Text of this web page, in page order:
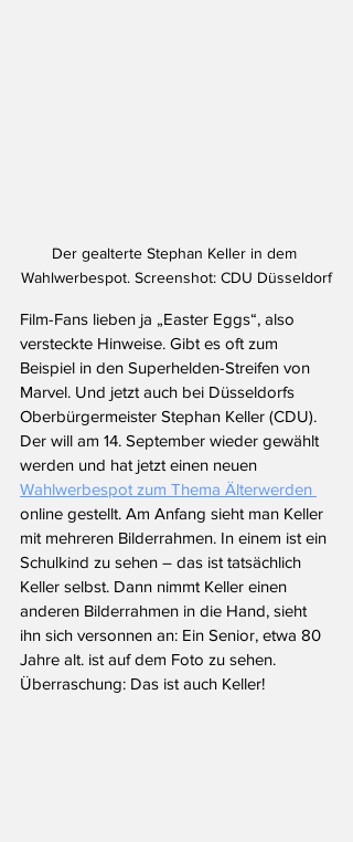
Der gealterte Stephan Keller in dem
Wahlwerbespot. Screenshot: CDU Düsseldorf
Film-Fans lieben ja „Easter Eggs“, also
versteckte Hinweise. Gibt es oft zum
Beispiel in den Superhelden-Streifen von
Marvel. Und jetzt auch bei Düsseldorfs
Oberbürgermeister Stephan Keller (CDU).
Der will am 14. September wieder gewählt
werden und hat jetzt einen neuen
Wahlwerbespot zum Thema Älterwerden
online gestellt. Am Anfang sieht man Keller
mit mehreren Bilderrahmen. In einem ist ein
Schulkind zu sehen – das ist tatsächlich
Keller selbst. Dann nimmt Keller einen
anderen Bilderrahmen in die Hand, sieht
ihn sich versonnen an: Ein Senior, etwa 80
Jahre alt. ist auf dem Foto zu sehen.
Überraschung: Das ist auch Keller!